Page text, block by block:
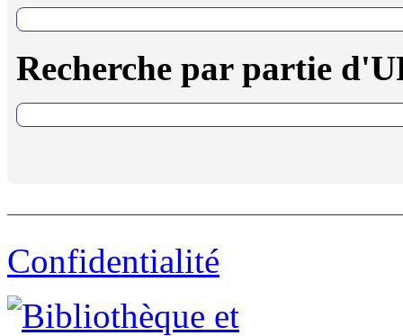
Recherche par partie
Confidentialité